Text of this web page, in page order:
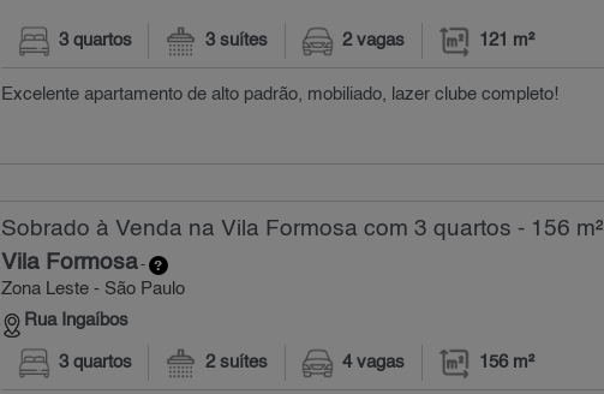
3 quartos 3 suítes 2 vagas 121 m²
Excelente apartamento de alto padrão, mobiliado, lazer clube completo!
Sobrado à Venda na Vila Formosa com 3 quartos - 156 m²
Vila Formosa-
Zona Leste - São Paulo
Rua Ingaíbos
3 quartos 2 suítes 4 vagas 156 m²